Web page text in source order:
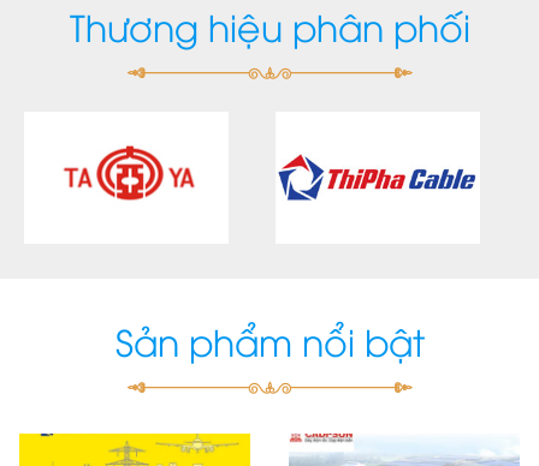
Thương hiệu phân phối
Sản phẩm nổi bật